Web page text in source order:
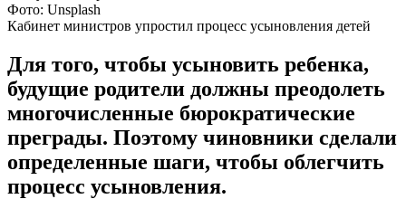
Фото: Unsplash
Кабинет министров упростил процесс усыновления детей
Для того, чтобы усыновить ребенка,
будущие родители должны преодолеть
многочисленные бюрократические
преграды. Поэтому чиновники сделали
определенные шаги, чтобы облегчить
процесс усыновления.